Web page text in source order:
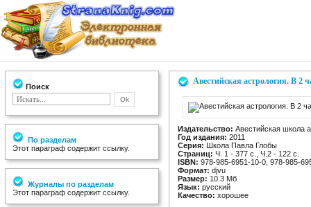
Поиск
По разделам
Этот параграф содержит ссылку.
Журналы по разделам
Этот параграф содержит ссылку.
Авестийская астрология. В 2
Издательство: Авестийская школа
Год издания: 2011
Серия: Школа Павла Глобы
Страниц: Ч. 1 - 377 с., Ч.2 - 122 с.
ISBN: 978-985-6951-10-0, 978-985-
Формат: djvu
Размер: 10.3 Мб
Язык: русский
Качество: хорошее